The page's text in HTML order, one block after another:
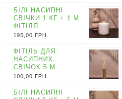
БІЛІ НАСИПНІ
СВІЧКИ 1 КГ + 1 М
ФІТІЛЯ
195,00 ГРН.
ФІТІЛЬ ДЛЯ
НАСИПНИХ
СВІЧОК 5 М
100,00 ГРН.
БІЛІ НАСИПНІ